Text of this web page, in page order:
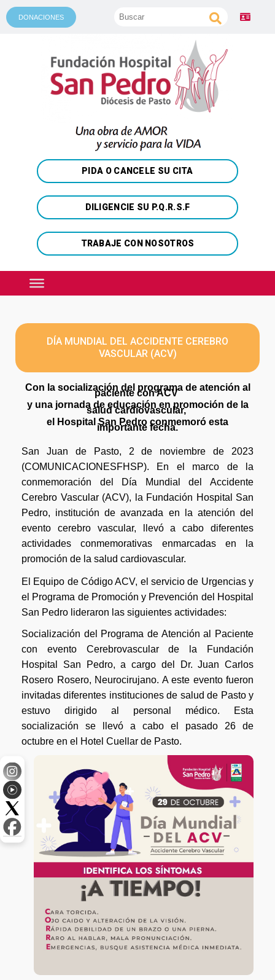
DONACIONES
PIDA O CANCELE SU CITA
DILIGENCIE SU P.Q.R.S.F
TRABAJE CON NOSOTROS
DÍA MUNDIAL DEL ACCIDENTE CEREBRO
VASCULAR (ACV)
Con la socialización del programa de atención al
paciente con ACV
y una jornada de educación en promoción de la
salud cardiovascular,
el Hospital San Pedro conmemoró esta
importante fecha.
San Juan de Pasto, 2 de noviembre de 2023
(COMUNICACIONESFHSP). En el marco de la
conmemoración del Día Mundial del Accidente
Cerebro Vascular (ACV), la Fundación Hospital San
Pedro, institución de avanzada en la atención del
evento cerebro vascular, llevó a cabo diferentes
actividades conmemorativas enmarcadas en la
promoción de la salud cardiovascular.
El Equipo de Código ACV, el servicio de Urgencias y
el Programa de Promoción y Prevención del Hospital
San Pedro lideraron las siguientes actividades:
Socialización del Programa de Atención al Paciente
con evento Cerebrovascular de la Fundación
Hospital San Pedro, a cargo del Dr. Juan Carlos
Rosero Rosero, Neurocirujano. A este evento fueron
invitadas diferentes instituciones de salud de Pasto y
estuvo dirigido al personal médico. Esta
socialización se llevó a cabo el pasado 26 de
octubre en el Hotel Cuellar de Pasto.